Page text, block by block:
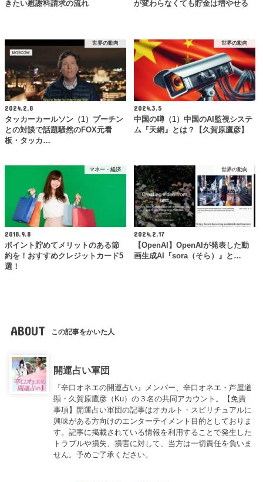
きたい慰謝料請求の流れ が変わらなくても貯金は増やせる
世界の動向
2024.2.8
タッカーカールソン（1）プーチン
との対談で話題騒然のFOX元看
板・タッカ…
世界の動向
2024.3.5
中国の噂（1）中国のAI監視システ
ム『天網』とは？【久賀原鷹彦】
マネー・経済
2018.9.8
ポイント貯めてメリットのある節
約を！おすすめクレジットカード5
選！
世界の動向
2024.2.17
【OpenAI】OpenAIが発表した動
画生成AI『sora（そら）』と…
ABOUT この記事をかいた人
開運占い軍団
『辛口オネエの開運占い』メンバー、辛口オネエ・芦屋道
顕・久賀原鷹彦（Ku）の３名の共同アカウント。【免責
事項】開運占い軍団の記事はオカルト・スピリチュアルに
興味がある方向けのエンターテイメント目的としておりま
す。記事に掲載されている情報を利用することで発生した
トラブルや損失、損害に対して、当方は一切責任を負いま
せん。予めご了承ください。